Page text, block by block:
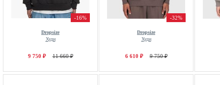
-16%
Dropsize
Худи
9 750 ₽ 11 660 ₽
-32%
Dropsize
Худи
6 610 ₽ 9 750 ₽